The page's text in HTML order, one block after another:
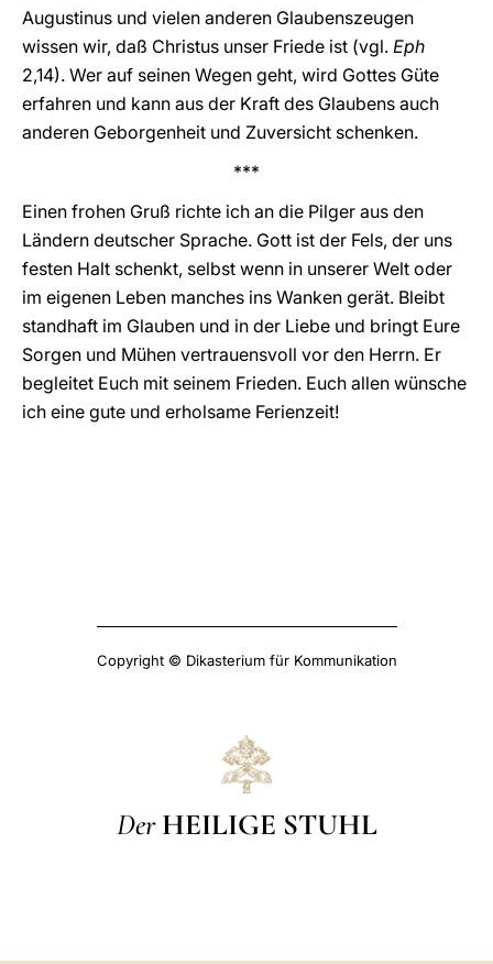
Augustinus und vielen anderen Glaubenszeugen
wissen wir, daß Christus unser Friede ist (vgl. Eph
2,14). Wer auf seinen Wegen geht, wird Gottes Güte
erfahren und kann aus der Kraft des Glaubens auch
anderen Geborgenheit und Zuversicht schenken.
***
Einen frohen Gruß richte ich an die Pilger aus den
Ländern deutscher Sprache. Gott ist der Fels, der uns
festen Halt schenkt, selbst wenn in unserer Welt oder
im eigenen Leben manches ins Wanken gerät. Bleibt
standhaft im Glauben und in der Liebe und bringt Eure
Sorgen und Mühen vertrauensvoll vor den Herrn. Er
begleitet Euch mit seinem Frieden. Euch allen wünsche
ich eine gute und erholsame Ferienzeit!
Copyright © Dikasterium für Kommunikation
Der HEILIGE STUHL